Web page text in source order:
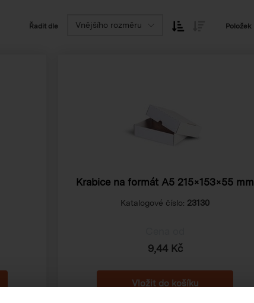
Řadit dle Vnějšího rozměru Položek
Krabice na formát A5 215×153×55 mm
Katalogové číslo: 23130
9,44 Kč